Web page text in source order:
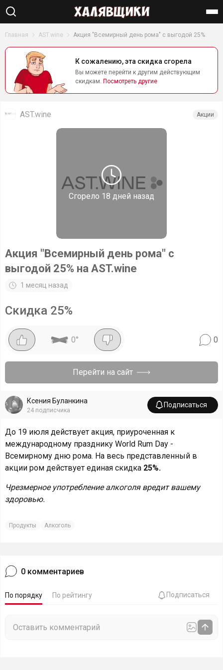
Найти
Главная AST.wine Акция "Всемирный день рома" с выгодой 25%
К сожалению, эта скидка сгорела
Вы можете перейти к другим действующим
скидкам. Посмотреть другие
Сгорело 18 дней назад
AST.wine Акции
Акция "Всемирный день рома" с
выгодой 25% на AST.wine
1 месяц назад
Скидка 25%
0° 0
Перейти на сайт
Ксения Буланкина
24 подписчика
Подписаться
До 19 июля действует акция, приуроченная к
международному празднику World Rum Day -
Всемирному дню рома. На весь представленный в
акции ром действует единая скидка 25%.
Чрезмерное употребление алкоголя вредит вашему
здоровью.
Продукты Алкоголь
0 комментариев
По порядку По рейтингу Подписаться